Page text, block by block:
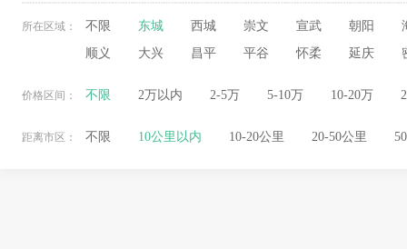
所在区域： 不限 东城 西城 崇文 宣武 朝阳
顺义
大兴 昌平 平谷 怀柔 延庆
价格区间： 不限 2万以内 2-5万 5-10万 10-20万
距离市区： 不限 10公里以内 10-20公里 20-50公里